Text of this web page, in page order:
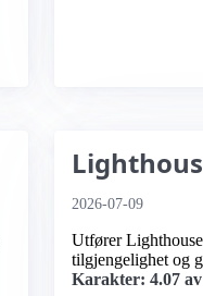
2026-07-09
Utfører
tilgjengelighet og
Karakter: 4.07